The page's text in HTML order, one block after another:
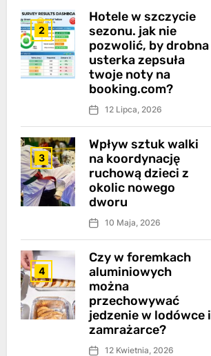
2
Hotele w szczycie
sezonu. jak nie
pozwolić, by drobna
usterka zepsuła
twoje noty na
booking.com?
12 Lipca, 2026
3
Wpływ sztuk walki
na koordynację
ruchową dzieci z
okolic nowego
dworu
10 Maja, 2026
4
Czy w foremkach
aluminiowych
można
przechowywać
jedzenie w lodówce i
zamrażarce?
12 Kwietnia, 2026